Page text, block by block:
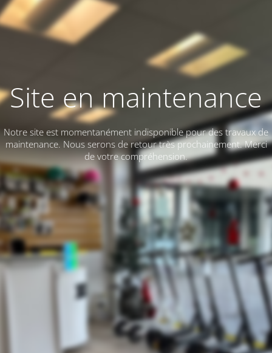
Site en maintenance
Notre site est momentanément indisponible pour des travaux de
maintenance. Nous serons de retour très prochainement. Merci
de votre compréhension.